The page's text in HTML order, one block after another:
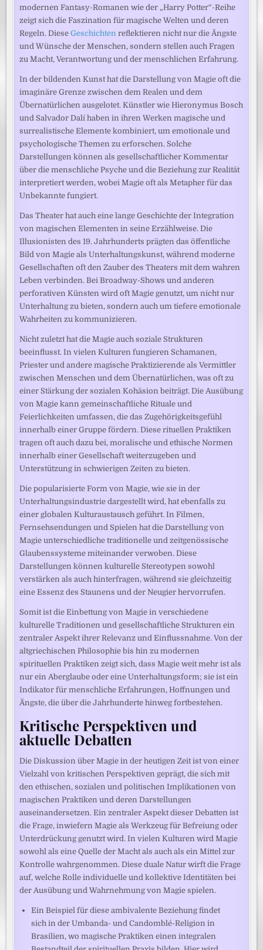
modernen Fantasy-Romanen wie der „Harry Potter“-Reihe
zeigt sich die Faszination für magische Welten und deren
Regeln. DieseGeschichten reflektieren nicht nur die Ängste
und Wünsche der Menschen, sondern stellen auch Fragen
zu Macht, Verantwortung und der menschlichen Erfahrung.
In der bildenden Kunst hat die Darstellung von Magie oft die
imaginäre Grenze zwischen dem Realen und dem
Übernatürlichen ausgelotet. Künstler wie Hieronymus Bosch
und Salvador Dalí haben in ihren Werken magische und
surrealistische Elemente kombiniert, um emotionale und
psychologische Themen zu erforschen. Solche
Darstellungen können als gesellschaftlicher Kommentar
über die menschliche Psyche und die Beziehung zur Realität
interpretiert werden, wobei Magie oft als Metapher für das
Unbekannte fungiert.
Das Theater hat auch eine lange Geschichte der Integration
von magischen Elementen in seine Erzählweise. Die
Illusionisten des 19. Jahrhunderts prägten das öffentliche
Bild von Magie als Unterhaltungskunst, während moderne
Gesellschaften oft den Zauber des Theaters mit dem wahren
Leben verbinden. Bei Broadway-Shows und anderen
perforativen Künsten wird oft Magie genutzt, um nicht nur
Unterhaltung zu bieten, sondern auch um tiefere emotionale
Wahrheiten zu kommunizieren.
Nicht zuletzt hat die Magie auch soziale Strukturen
beeinflusst. In vielen Kulturen fungieren Schamanen,
Priester und andere magische Praktizierende als Vermittler
zwischen Menschen und dem Übernatürlichen, was oft zu
einer Stärkung der sozialen Kohäsion beiträgt. Die Ausübung
von Magie kann gemeinschaftliche Rituale und
Feierlichkeiten umfassen, die das Zugehörigkeitsgefühl
innerhalb einer Gruppe fördern. Diese rituellen Praktiken
tragen oft auch dazu bei, moralische und ethische Normen
innerhalb einer Gesellschaft weiterzugeben und
Unterstützung in schwierigen Zeiten zu bieten.
Die popularisierte Form von Magie, wie sie in der
Unterhaltungsindustrie dargestellt wird, hat ebenfalls zu
einer globalen Kulturaustausch geführt. In Filmen,
Fernsehsendungen und Spielen hat die Darstellung von
Magie unterschiedliche traditionelle und zeitgenössische
Glaubenssysteme miteinander verwoben. Diese
Darstellungen können kulturelle Stereotypen sowohl
verstärken als auch hinterfragen, während sie gleichzeitig
eine Essenz des Staunens und der Neugier hervorrufen.
Somit ist die Einbettung von Magie in verschiedene
kulturelle Traditionen und gesellschaftliche Strukturen ein
zentraler Aspekt ihrer Relevanz und Einflussnahme. Von der
altgriechischen Philosophie bis hin zu modernen
spirituellen Praktiken zeigt sich, dass Magie weit mehr ist als
nur ein Aberglaube oder eine Unterhaltungsform; sie ist ein
Indikator für menschliche Erfahrungen, Hoffnungen und
Ängste, die über die Jahrhunderte hinweg fortbestehen.
Kritische Perspektiven und
aktuelle Debatten
Die Diskussion über Magie in der heutigen Zeit ist von einer
Vielzahl von kritischen Perspektiven geprägt, die sich mit
den ethischen, sozialen und politischen Implikationen von
magischen Praktiken und deren Darstellungen
auseinandersetzen. Ein zentraler Aspekt dieser Debatten ist
die Frage, inwiefern Magie als Werkzeug für Befreiung oder
Unterdrückung genutzt wird. In vielen Kulturen wird Magie
sowohl als eine Quelle der Macht als auch als ein Mittel zur
Kontrolle wahrgenommen. Diese duale Natur wirft die Frage
auf, welche Rolle individuelle und kollektive Identitäten bei
der Ausübung und Wahrnehmung von Magie spielen.
Ein Beispiel für diese ambivalente Beziehung findet
sich in der Umbanda- und Candomblé-Religion in
Brasilien, wo magische Praktiken einen integralen